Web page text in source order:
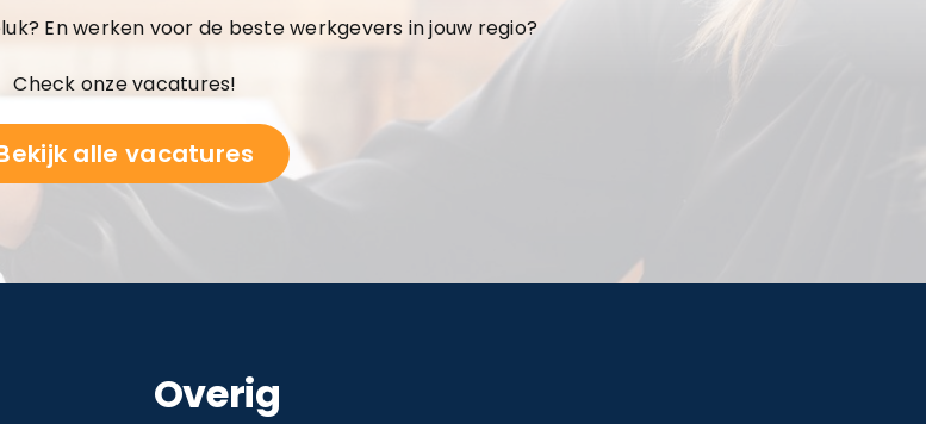
En werken voor de beste werkgevers in jouw regio?
Check onze vacatures!
alle vacatures
Overig